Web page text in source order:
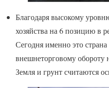
Благодаря высокому
хозяйства на 6 позицию в
Сегодня именно это
внешнеторговому
Земля и грунт считаются